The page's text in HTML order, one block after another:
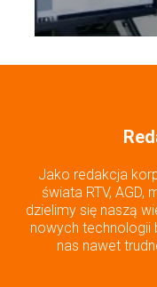
Jako redakcja
świata RTV, AGD,
dzielimy się naszą
nowych technologii
nas nawet